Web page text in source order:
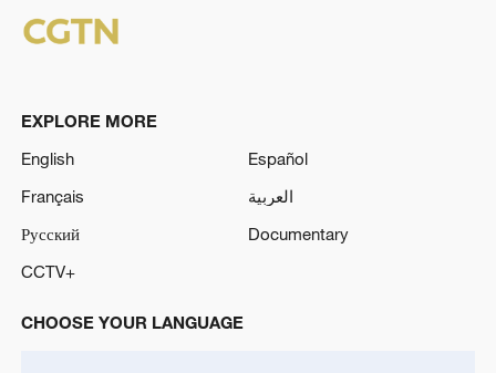
EXPLORE MORE
English
Español
Français
العربية
Русский
Documentary
CCTV+
CHOOSE YOUR LANGUAGE